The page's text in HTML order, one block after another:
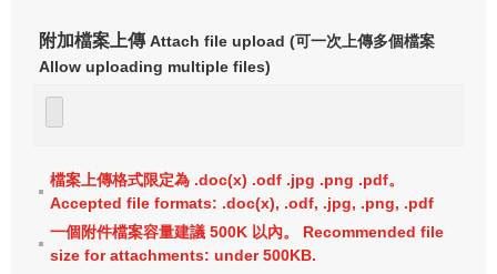
附加檔案上傳 Attach file upload (可一次上傳多個檔案
Allow uploading multiple files)
檔案上傳格式限定為 .doc(x) .odf .jpg .png .pdf。
Accepted file formats: .doc(x), .odf, .jpg, .png, .pdf
一個附件檔案容量建議 500K 以內。 Recommended file
size for attachments: under 500KB.